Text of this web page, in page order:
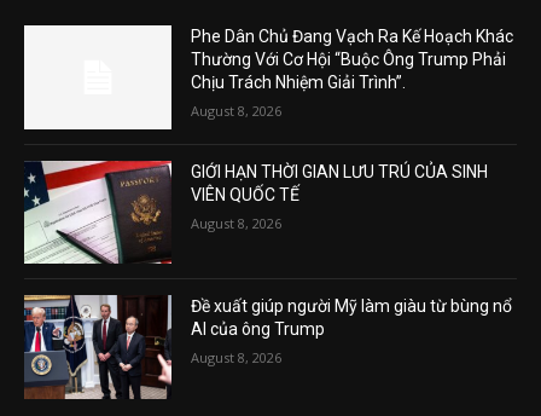
Phe Dân Chủ Đang Vạch Ra Kế Hoạch Khác
Thường Với Cơ Hội “Buộc Ông Trump Phải
Chịu Trách Nhiệm Giải Trình”.
August 8, 2026
GIỚI HẠN THỜI GIAN LƯU TRÚ CỦA SINH
VIÊN QUỐC TẾ
August 8, 2026
Đề xuất giúp người Mỹ làm giàu từ bùng nổ
AI của ông Trump
August 8, 2026